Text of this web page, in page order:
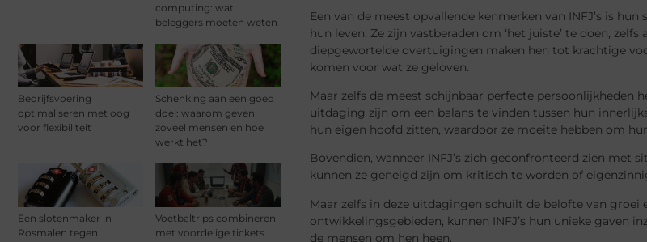
computing: wat
beleggers moeten weten
Bedrijfsvoering
optimaliseren met oog
voor flexibiliteit
Schenking aan een goed
doel: waarom geven
zoveel mensen en hoe
werkt het?
Een slotenmaker in
Rosmalen tegen
Voetbaltrips combineren
met voordelige tickets
Een van de meest opvallende kenmerken van INFJ’s is
hun leven. Ze zijn vastberaden om ‘het juiste’ te doen,
diepgewortelde overtuigingen maken hen tot krachtige
komen voor wat ze geloven.
Maar zelfs de meest schijnbaar perfecte persoonlijkheden
uitdaging zijn om een balans te vinden tussen hun
hun eigen hoofd zitten, waardoor ze moeite hebben om
Bovendien, wanneer INFJ’s zich geconfronteerd zien met
kunnen ze geneigd zijn om kritisch te worden of
Maar zelfs in deze uitdagingen schuilt de belofte van
ontwikkelingsgebieden, kunnen INFJ’s hun unieke gaven
de mensen om hen heen.